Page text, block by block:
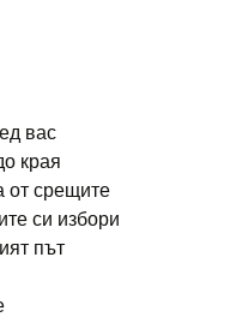
вас
края
от срещите
си избори
път